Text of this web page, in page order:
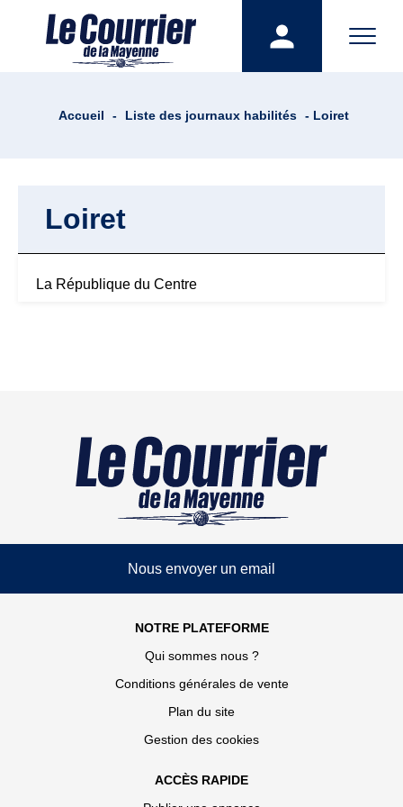
Accueil - Liste des journaux habilités - Loiret
Loiret
La République du Centre
Nous envoyer un email
NOTRE PLATEFORME
Qui sommes nous ?
Conditions générales de vente
Plan du site
Gestion des cookies
ACCÈS RAPIDE